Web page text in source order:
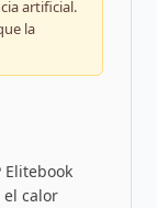
artificial.
la
calor